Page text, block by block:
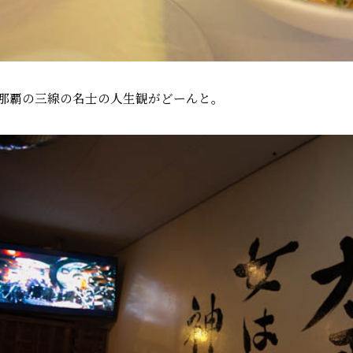
覇の三線の名士の人生観がどーんと。